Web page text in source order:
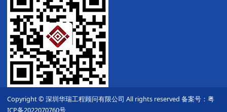
Copyright © 深圳华瑞工程顾问有限公司 All rights reserved 备案号：粤
ICP备2022070760号